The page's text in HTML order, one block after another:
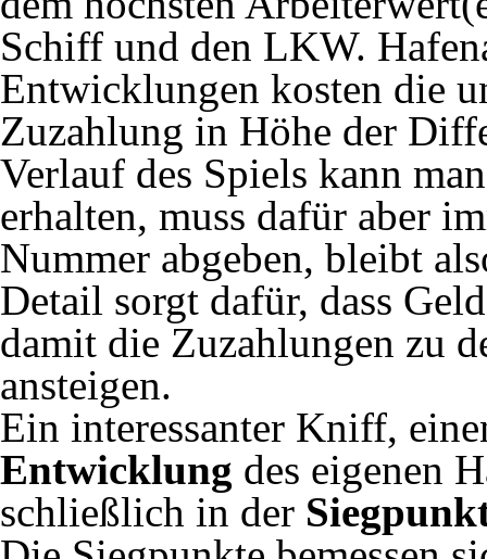
Schiff und den LKW.
Entwicklungen kosten die
Zuzahlung in Höhe der
Verlauf des Spiels kann
erhalten, muss dafür aber
Nummer abgeben, bleibt
Detail sorgt dafür, dass
damit die Zuzahlungen zu
ansteigen.
Ein interessanter Kniff,
Entwicklung des eigenen
schließlich in der